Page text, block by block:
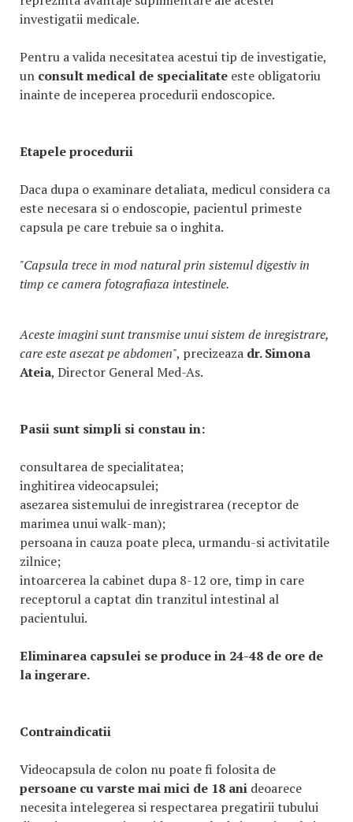
investigatii medicale.
Pentru a valida necesitatea acestui tip de investigatie,
un consult medical de specialitate este obligatoriu
inainte de inceperea procedurii endoscopice.
Etapele procedurii
Daca dupa o examinare detaliata, medicul considera ca
este necesara si o endoscopie, pacientul primeste
capsula pe care trebuie sa o inghita.
"Capsula trece in mod natural prin sistemul digestiv in
timp ce camera fotografiaza intestinele.
Aceste imagini sunt transmise unui sistem de inregistrare,
care este asezat pe abdomen", precizeaza dr. Simona
Ateia, Director General Med-As.
Pasii sunt simpli si constau in:
consultarea de specialitatea;
inghitirea videocapsulei;
asezarea sistemului de inregistrarea (receptor de
marimea unui walk-man);
persoana in cauza poate pleca, urmandu-si activitatile
zilnice;
intoarcerea la cabinet dupa 8-12 ore, timp in care
receptorul a captat din tranzitul intestinal al
pacientului.
Eliminarea capsulei se produce in 24-48 de ore de
la ingerare.
Contraindicatii
Videocapsula de colon nu poate fi folosita de
persoane cu varste mai mici de 18 ani deoarece
necesita intelegerea si respectarea pregatirii tubului